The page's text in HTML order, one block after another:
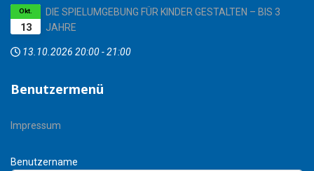
13
Okt.
DIE SPIELUMGEBUNG FÜR KINDER GESTALTEN – BIS 3
JAHRE
13.10.2026 20:00-21:00
Benutzermenü
Impressum
Benutzername